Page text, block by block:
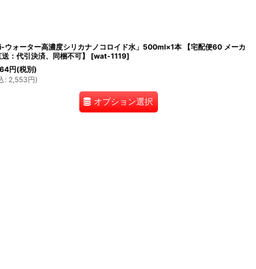
ウォーター高濃度シリカナノコロイド水」500ml×1本 【宅配便60 メーカ
送：代引決済、同梱不可】
[wat-1119]
円(税別)
: 2,553円)
オプション選択